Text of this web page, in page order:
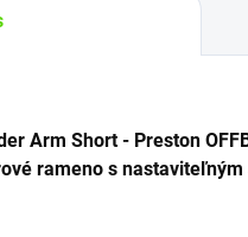
Arm Short - Preston
rameno s